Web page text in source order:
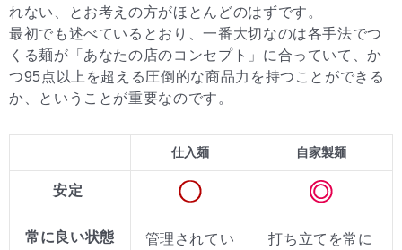
れない、とお考えの方がほとんどのはずです。
最初でも述べているとおり、一番大切なのは各手法でつ
くる麺が「あなたの店のコンセプト」に合っていて、か
つ95点以上を超える圧倒的な商品力を持つことができる
か、ということが重要なのです。
仕入麺 自家製麺
安定
常に良い状態
管理されてい
打ち立てを常に